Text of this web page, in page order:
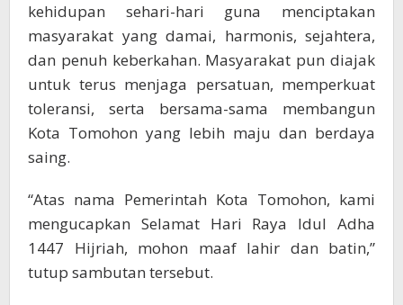
kehidupan sehari-hari guna menciptakan
masyarakat yang damai, harmonis, sejahtera,
dan penuh keberkahan. Masyarakat pun diajak
untuk terus menjaga persatuan, memperkuat
toleransi, serta bersama-sama membangun
Kota Tomohon yang lebih maju dan berdaya
saing.
“Atas nama Pemerintah Kota Tomohon, kami
mengucapkan Selamat Hari Raya Idul Adha
1447 Hijriah, mohon maaf lahir dan batin,”
tutup sambutan tersebut.